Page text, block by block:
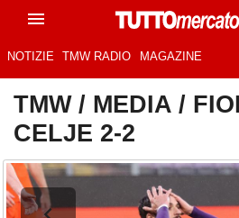
NOTIZIE TMW RADIO MAGAZINE
TMW/ MEDIA /
CELJE 2-2